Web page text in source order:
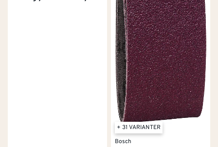
+ 31 VARIANTER
Bosch